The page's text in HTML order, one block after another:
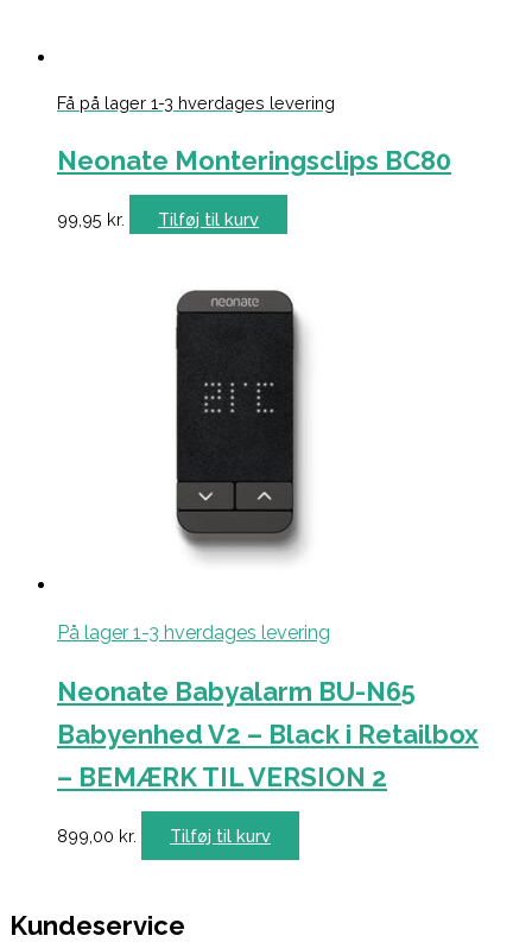
Få på lager 1-3 hverdages levering
Neonate Monteringsclips BC80
99,95 kr. Tilføj til kurv
På lager 1-3 hverdages levering
Neonate Babyalarm BU-N65
Babyenhed V2 – Black i Retailbox
– BEMÆRK TIL VERSION 2
899,00 kr. Tilføj til kurv
Kundeservice